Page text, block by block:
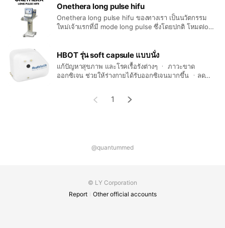
ช่วยคุณประหยัดเวลาที่ถูกใช้ไปนอกเหนือจากการรักษาผู้
ป่วยโดยไม่จำเป็น ด้วยระบบการควบคุมที่เรียบง่ายและอิน
เทอร์เฟซที่ใช้งานง่าย การออกแบบที่ตรงตัว ใช้งานได้จริง
และโครงสร้างที่มีน้ำหนักเบาช่วยให้การดำเนินงานของ
Onethera long pulse hifu
Onethera long pulse hifu ของทางเรา เป็นนวัตกรรม
ใหม่เจ้าแรกที่มี mode long pulse ซึ่งโดยปกติ โหมดlong
ความยาวคลื่น โดยการแยกคลื่นพลังงานเดี่ยวให้เป็นพลัง
งานหลายๆ คลื่นทำให้การส่งความร้อนได้ลึกถึงชั้นกล้าม
เนื้ออย่างต่อเนื่อง และ เป็นเทคโนโลยีที่ทำให้เจ็บน้อยที่สุด
หรือไม่เจ็บเลย ประโยชน์ของ one thera hifu - ความ
มันใต้คาง - ช่วยให้ผิวดูกระชับอย่างเป็นธรรมชาติ - ช่วย
HBOT รุ่น soft capsule แบบนั่ง
แก้ปัญหาสุขภาพ และโรคเรื้อรังต่างๆ ㆍ ภาวะขาด
ออกซิเจน ช่วยให้ร่างกายได้รับออกซิเจนมากขึ้น ㆍลด
ช่วยเสริมประสิทธิภาพ การขึ้นของเส้นผมหลังการปลูกผม
1
@quantummed
© LY Corporation
Report
Other official accounts